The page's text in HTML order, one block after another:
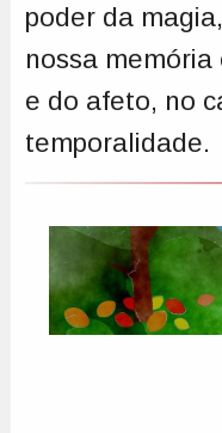
poder da
nossa
e do afeto, no
temporalidade.